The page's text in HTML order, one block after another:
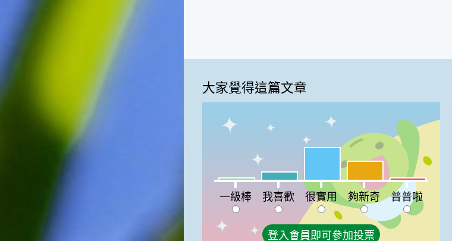
果打雷，對二期水稻的收成會
思是：根據老一輩人的說法，
的捕魚季節就會比較長，而漁
大家覺得這篇文章
一級棒:4%我喜歡:13%
夠新奇:29%
普普啦:4%
一級棒
我喜歡 很實用 夠新奇 普普啦
登入會員即可參加投票